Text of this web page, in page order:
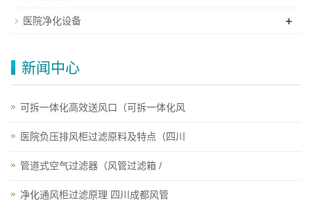
医院净化设备 +
新闻中心
可拆一体化高效送风口（可拆一体化风
医院负压排风柜过滤原料及特点（四川
管道式空气过滤器（风管过滤箱 /
净化通风柜过滤原理 四川成都风管